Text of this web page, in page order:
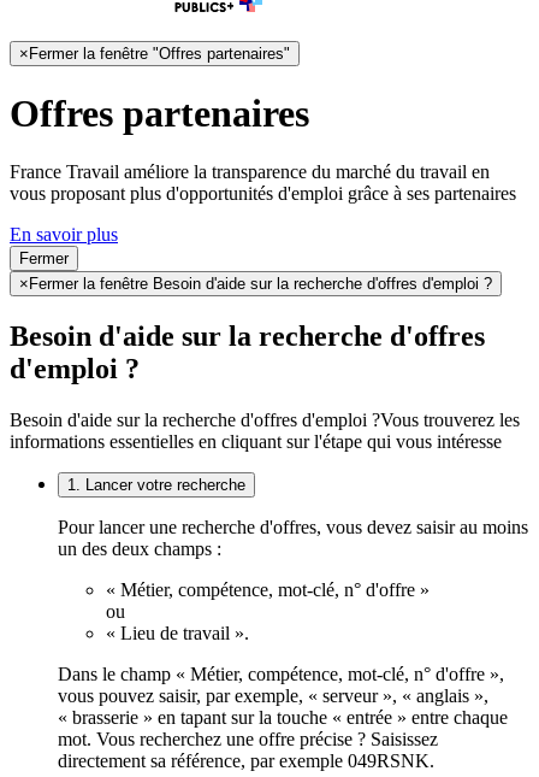
×Fermer la fenêtre "Offres partenaires"
Offres partenaires
France Travail améliore la transparence du marché du travail en
vous proposant plus d'opportunités d'emploi grâce à ses partenaires
En savoir plus
Fermer
× Fermer la fenêtre Besoin d'aide sur la recherche d'offres d'emploi ?
Besoin d'aide sur la recherche d'offres
d'emploi ?
Besoin d'aide sur la recherche d'offres d'emploi ?Vous trouverez les
informations essentielles en cliquant sur l'étape qui vous intéresse
1. Lancer votre recherche
Pour lancer une recherche d'offres, vous devez saisir au moins
un des deux champs :
« Métier, compétence, mot-clé, n° d'offre »
ou
« Lieu de travail ».
Dans le champ « Métier, compétence, mot-clé, n° d'offre »,
vous pouvez saisir, par exemple, « serveur », « anglais »,
« brasserie » en tapant sur la touche « entrée » entre chaque
mot. Vous recherchez une offre précise ? Saisissez
directement sa référence, par exemple 049RSNK.